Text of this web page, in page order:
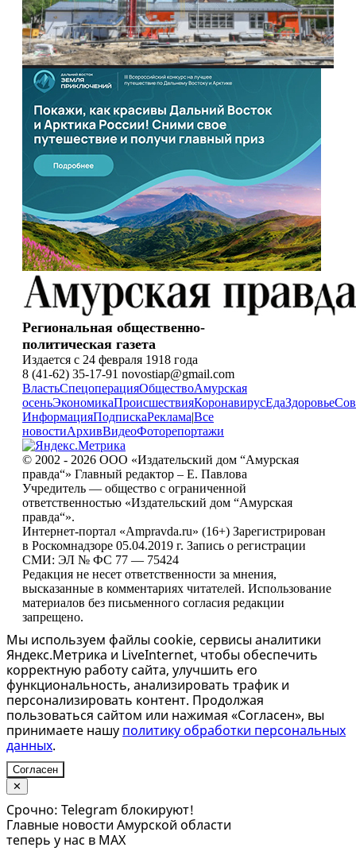
Региональная общественно-
политическая газета
Издается с 24 февраля 1918 года
8 (41-62) 35-17-91 novostiap@gmail.com
ВластьСпецоперацияОбществоАмурская
осеньЭкономикаПроисшествияКоронавирусЕдаЗдоровье
ИнформацияПодпискаРеклама|Все
новостиАрхивВидеоФоторепортажи
© 2002 - 2026 ООО «Издательский дом “Амурская
правда“» Главный редактор – Е. Павлова
Учредитель — общество с ограниченной
ответственностью «Издательский дом “Амурская
правда“».
Интернет-портал «Ampravda.ru» (16+) Зарегистрирован
в Роскомнадзоре 05.04.2019 г. Запись о регистрации
СМИ: ЭЛ № ФС 77 — 75424
Редакция не несет ответственности за мнения,
высказанные в комментариях читателей. Использование
материалов без письменного согласия редакции
запрещено.
Мы используем файлы cookie, сервисы аналитики
Яндекс.Метрика и LiveInternet, чтобы обеспечить
корректную работу сайта, улучшить его
функциональность, анализировать трафик и
персонализировать контент. Продолжая
пользоваться сайтом или нажимая «Согласен», вы
принимаете нашу политику обработки персональных
данных.
Согласен
✕
Срочно: Telegram блокируют!
Главные новости Амурской области
теперь у нас в MAX